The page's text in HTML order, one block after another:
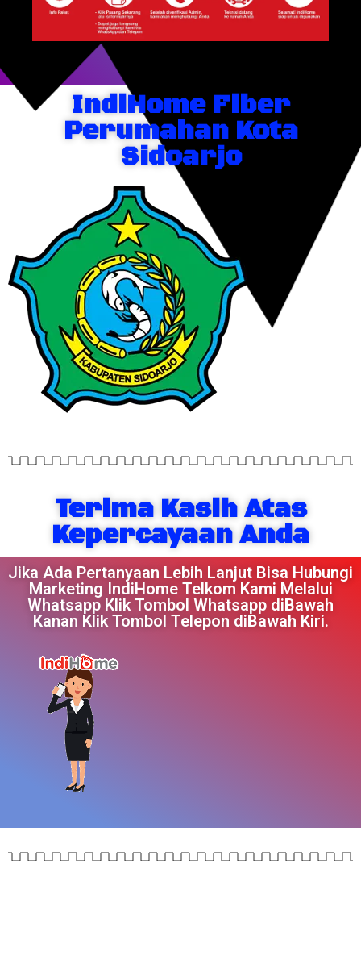
IndiHome Fiber
Perumahan Kota
Sidoarjo
Terima Kasih Atas
Kepercayaan Anda
Jika Ada Pertanyaan Lebih Lanjut Bisa Hubungi
Marketing IndiHome Telkom Kami Melalui
Whatsapp Klik Tombol Whatsapp diBawah
Kanan Klik Tombol Telepon diBawah Kiri.